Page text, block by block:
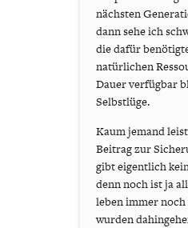
nächsten
dann sehe ich
die dafür
natürlichen
Dauer verfügbar
Selbstlüge.
Kaum jemand
Beitrag zur
gibt eigentlich
denn noch ist ja
leben immer
wurden